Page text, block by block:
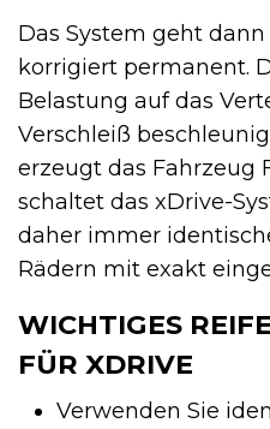
Das System geht
korrigiert permanent.
Belastung auf das
Verschleiß
erzeugt das Fahrzeug
schaltet das xDrive-
daher immer
Rädern mit exakt
WICHTIGES
FÜR XDRIVE
Verwenden Sie